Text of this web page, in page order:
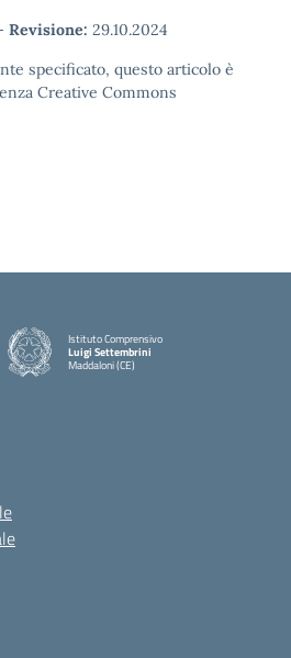
Revisione: 29.10.2024
specificato, questo articolo è
Creative Commons
Istituto Comprensivo
Luigi Settembrini
Maddaloni (CE)